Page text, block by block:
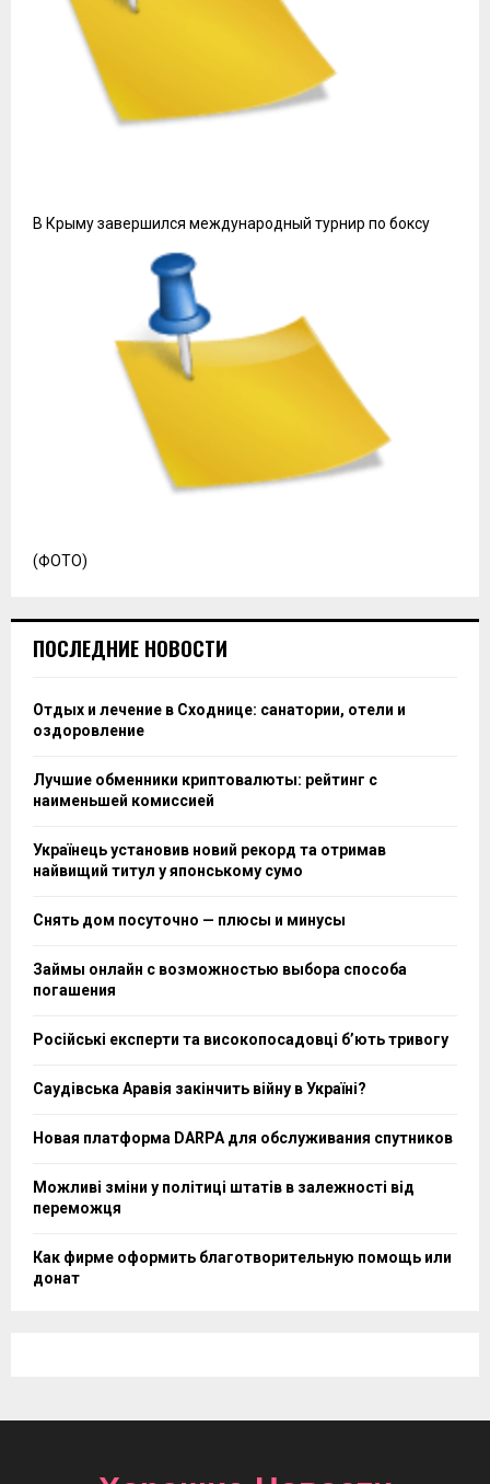
В Крыму завершился международный турнир по боксу
(ФОТО)
ПОСЛЕДНИЕ НОВОСТИ
Отдых и лечение в Сходнице: санатории, отели и
оздоровление
Лучшие обменники криптовалюты: рейтинг с
наименьшей комиссией
Українець установив новий рекорд та отримав
найвищий титул у японському сумо
Снять дом посуточно — плюсы и минусы
Займы онлайн с возможностью выбора способа
погашения
Російські експерти та високопосадовці бʼють тривогу
Саудівська Аравія закінчить війну в Україні?
Новая платформа DARPA для обслуживания спутников
Можливі зміни у політиці штатів в залежності від
переможця
Как фирме оформить благотворительную помощь или
донат